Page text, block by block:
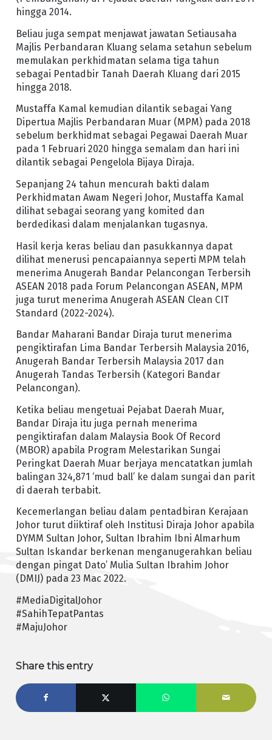
hingga 2014.
Beliau juga sempat menjawat jawatan Setiausaha
Majlis Perbandaran Kluang selama setahun sebelum
memulakan perkhidmatan selama tiga tahun
sebagai Pentadbir Tanah Daerah Kluang dari 2015
hingga 2018.
Mustaffa Kamal kemudian dilantik sebagai Yang
Dipertua Majlis Perbandaran Muar (MPM) pada 2018
sebelum berkhidmat sebagai Pegawai Daerah Muar
pada 1 Februari 2020 hingga semalam dan hari ini
dilantik sebagai Pengelola Bijaya Diraja.
Sepanjang 24 tahun mencurah bakti dalam
Perkhidmatan Awam Negeri Johor, Mustaffa Kamal
dilihat sebagai seorang yang komited dan
berdedikasi dalam menjalankan tugasnya.
Hasil kerja keras beliau dan pasukkannya dapat
dilihat menerusi pencapaiannya seperti MPM telah
menerima Anugerah Bandar Pelancongan Terbersih
ASEAN 2018 pada Forum Pelancongan ASEAN, MPM
juga turut menerima Anugerah ASEAN Clean CIT
Standard (2022-2024).
Bandar Maharani Bandar Diraja turut menerima
pengiktirafan Lima Bandar Terbersih Malaysia 2016,
Anugerah Bandar Terbersih Malaysia 2017 dan
Anugerah Tandas Terbersih (Kategori Bandar
Pelancongan).
Ketika beliau mengetuai Pejabat Daerah Muar,
Bandar Diraja itu juga pernah menerima
pengiktirafan dalam Malaysia Book Of Record
(MBOR) apabila Program Melestarikan Sungai
Peringkat Daerah Muar berjaya mencatatkan jumlah
balingan 324,871 ‘mud ball’ ke dalam sungai dan parit
di daerah terbabit.
Kecemerlangan beliau dalam pentadbiran Kerajaan
Johor turut diiktiraf oleh Institusi Diraja Johor apabila
DYMM Sultan Johor, Sultan Ibrahim Ibni Almarhum
Sultan Iskandar berkenan menganugerahkan beliau
dengan pingat Dato’ Mulia Sultan Ibrahim Johor
(DMIJ) pada 23 Mac 2022.
#MediaDigitalJohor
#SahihTepatPantas
#MajuJohor
Share this entry